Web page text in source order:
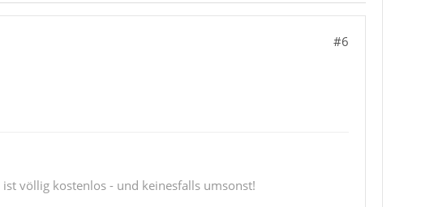
#6
ist völlig kostenlos - und keinesfalls umsonst!